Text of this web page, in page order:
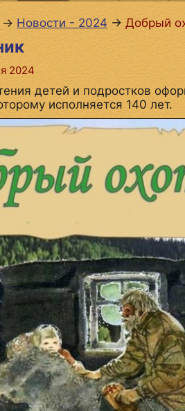
→ Новости - 2024 → Добрый
2024
детей и подростков
исполняется 140 лет.